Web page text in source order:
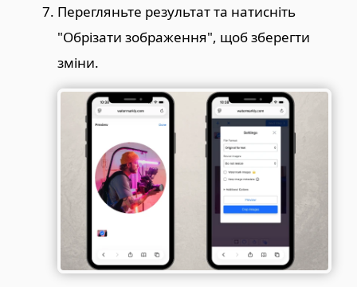
Перегляньте результат та натисніть
"Обрізати зображення", щоб зберегти
зміни.